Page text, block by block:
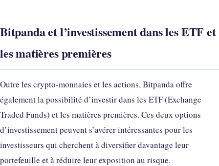
Bitpanda et l’investissement dans les ETF et
les matières premières
Outre les crypto-monnaies et les actions, Bitpanda offre
également la possibilité d’investir dans les ETF (Exchange
Traded Funds) et les matières premières. Ces deux options
d’investissement peuvent s’avérer intéressantes pour les
investisseurs qui cherchent à diversifier davantage leur
portefeuille et à réduire leur exposition au risque.